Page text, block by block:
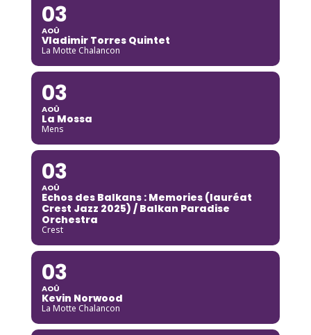
03
AOÛ
Vladimir Torres Quintet
La Motte Chalancon
03
AOÛ
La Mossa
Mens
03
AOÛ
Echos des Balkans : Memories (lauréat
Crest Jazz 2025) / Balkan Paradise
Orchestra
Crest
03
AOÛ
Kevin Norwood
La Motte Chalancon